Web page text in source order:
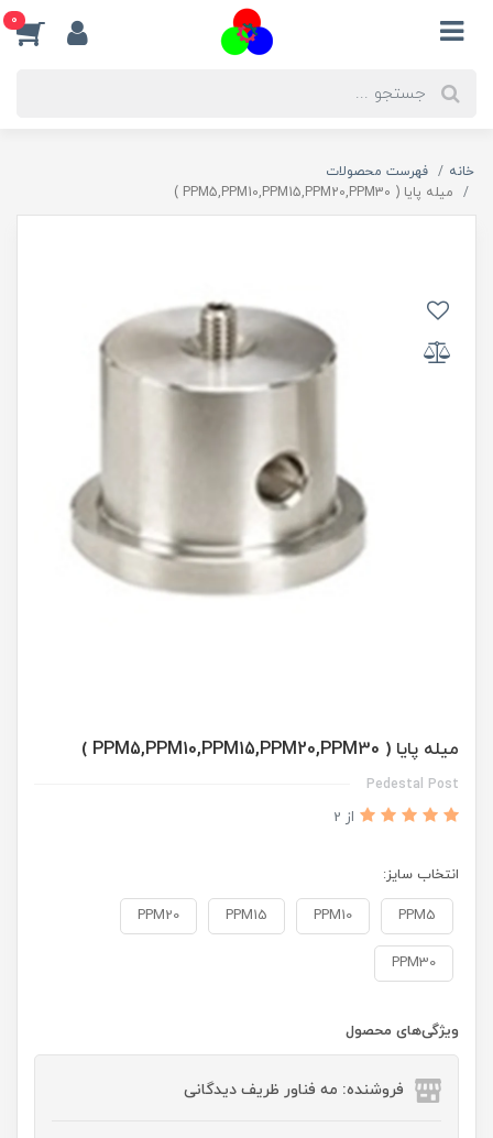
0
خانه
فهرست محصولات
میله پایا ( PPM5,PPM10,PPM15,PPM20,PPM30 )
میله پایا ( PPM5,PPM10,PPM15,PPM20,PPM30 )
Pedestal Post
از 2
انتخاب سایز:
PPM5
PPM10
PPM15
PPM20
PPM30
ویژگی‌های محصول
فروشنده: مه فناور ظریف دیدگانی